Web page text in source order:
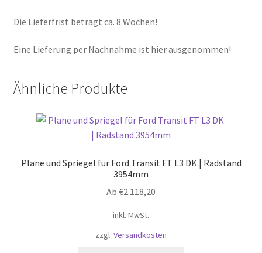
Die Lieferfrist beträgt ca. 8 Wochen!
Eine Lieferung per Nachnahme ist hier ausgenommen!
Ähnliche Produkte
Plane und Spriegel für Ford Transit FT L3 DK | Radstand
3954mm
Ab €2.118,20
inkl. MwSt.
zzgl. Versandkosten